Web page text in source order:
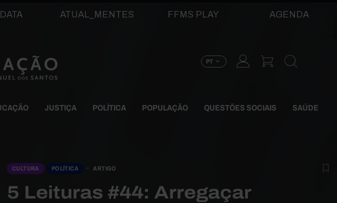
ATUAL_MENTES FFMS PLAY AGENDA
PT
JUSTIÇA POLÍTICA POPULAÇÃO QUESTÕES SOCIAIS SAÚDE
CULTURA POLÍTICA ARTIGO
5 Leituras #44: Arregaçar